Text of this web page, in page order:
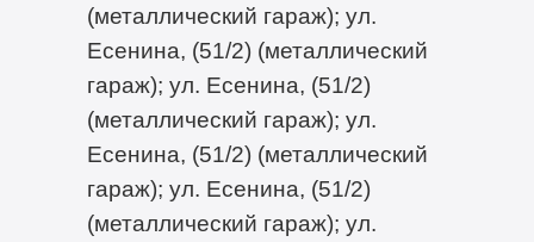
(металлический гараж); ул.
Есенина, (51/2) (металлический
гараж); ул. Есенина, (51/2)
(металлический гараж); ул.
Есенина, (51/2) (металлический
гараж); ул. Есенина, (51/2)
(металлический гараж); ул.